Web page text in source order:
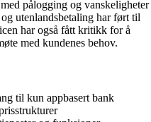
pålogging og vanskeligheter
utenlandsbetaling har ført til
har også fått kritikk for å
med kundenes behov.
til kun appbasert bank